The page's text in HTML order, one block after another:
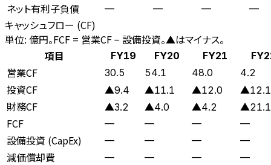
ネット有利子負債 — — — —
キャッシュフロー (CF)
単位: 億円。FCF = 営業CF − 設備投資。▲はマイナス。
項目
FY19 FY20 FY21
営業CF 30.5 54.1 48.0 4.2
投資CF ▲9.4 ▲11.1 ▲12.0 ▲12.1
財務CF ▲3.2 ▲4.0 ▲4.2 ▲21.1
FCF — — — —
設備投資 (CapEx) — — — —
減価償却費 — — — —